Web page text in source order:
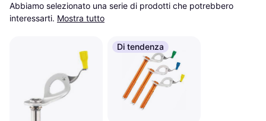
Abbiamo selezionato una serie di prodotti che potrebbero
interessarti. Mostra tutto
Di tendenza